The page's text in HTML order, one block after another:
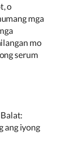
o
mga
mo
serum
ang iyong